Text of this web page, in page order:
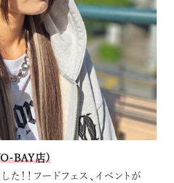
BAY店)
た！！フードフェス、イベントが